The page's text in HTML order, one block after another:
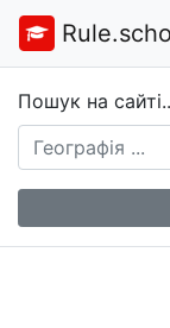
Пошук на